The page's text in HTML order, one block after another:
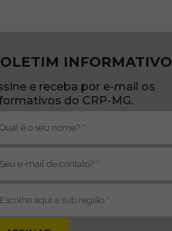
janela)
INFORMATIVO
e receba por e-mail os
do CRP-MG.